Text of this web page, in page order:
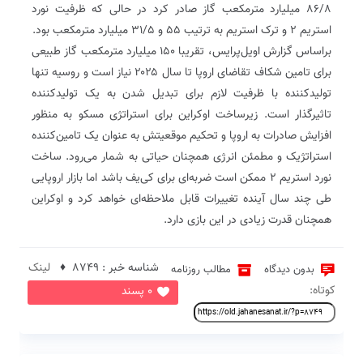
۸۶/۸ میلیارد مترمکعب گاز صادر کرد در حالی که ظرفیت نورد
استریم ۲ و ترک استریم به ترتیب ۵۵ و ۳۱/۵ میلیارد مترمکعب بود.
براساس گزارش اویل‌پرایس، تقریبا ۱۵۰ میلیارد مترمکعب گاز طبیعی
برای تامین شکاف تقاضای اروپا تا سال ۲۰۲۵ نیاز است و روسیه تنها
تولیدکننده با ظرفیت لازم برای تبدیل شدن به یک تولیدکننده
تاثیرگذار است. زیرساخت اوکراین برای استراتژی مسکو به منظور
افزایش صادرات به اروپا و تحکیم موقعیتش به عنوان یک تامین‌کننده
استراتژیک و مطمئن انرژی همچنان حیاتی به شمار می‌رود. ساخت
نورد استریم ۲ ممکن است ضربه‌ای برای کی‌یف باشد اما بازار اروپایی
طی چند سال آینده تغییرات قابل ملاحظه‌ای خواهد کرد و اوکراین
همچنان قدرت زیادی در این بازی دارد.
بدون دیدگاه مطالب روزنامه
0 پسند
شناسه خبر : 8749 ♦
لینک
کوتاه: